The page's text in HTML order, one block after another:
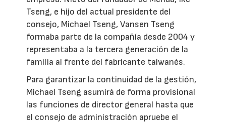
Tseng, e hijo del actual presidente del
consejo, Michael Tseng, Vansen Tseng
formaba parte de la compañía desde 2004 y
representaba a la tercera generación de la
familia al frente del fabricante taiwanés.
Para garantizar la continuidad de la gestión,
Michael Tseng asumirá de forma provisional
las funciones de director general hasta que
el consejo de administración apruebe el